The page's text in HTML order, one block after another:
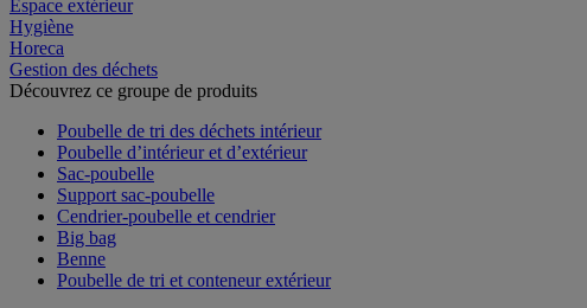
Espace extérieur
Hygiène
Horeca
Gestion des déchets
Découvrez ce groupe de produits
Poubelle de tri des déchets intérieur
Poubelle d’intérieur et d’extérieur
Sac-poubelle
Support sac-poubelle
Cendrier-poubelle et cendrier
Big bag
Benne
Poubelle de tri et conteneur extérieur